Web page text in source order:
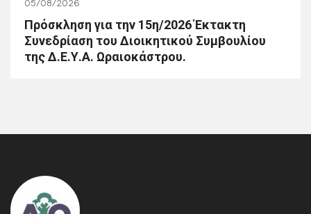
05/08/2026
Πρόσκληση για την 15η/2026 Έκτακτη
Συνεδρίαση του Διοικητικού Συμβουλίου
της Δ.Ε.Υ.Α. Ωραιοκάστρου.